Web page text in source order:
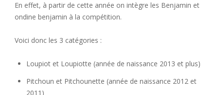
En effet, à partir de cette année on intègre les Benjamin et
ondine benjamin à la compétition.
Voici donc les 3 catégories :
Loupiot et Loupiotte (année de naissance 2013 et plus)
Pitchoun et Pitchounette (année de naissance 2012 et
2011)